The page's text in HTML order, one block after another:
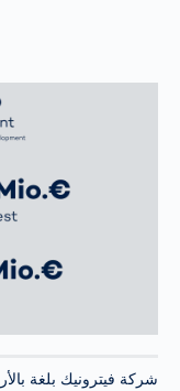
شركة فيترونيك بلغة